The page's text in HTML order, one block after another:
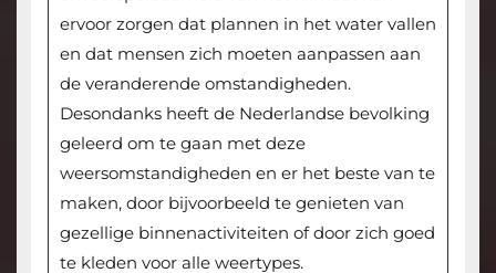
ervoor zorgen dat plannen in het water vallen
en dat mensen zich moeten aanpassen aan
de veranderende omstandigheden.
Desondanks heeft de Nederlandse bevolking
geleerd om te gaan met deze
weersomstandigheden en er het beste van te
maken, door bijvoorbeeld te genieten van
gezellige binnenactiviteiten of door zich goed
te kleden voor alle weertypes.